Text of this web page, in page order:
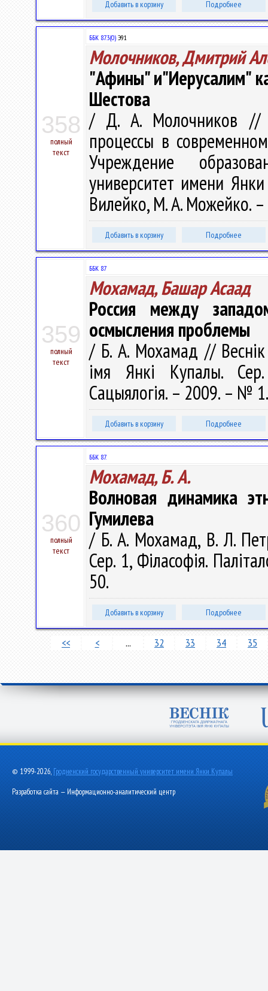
Добавить в корзину Подробнее
358
полный
текст
ББК 87.3(0) Э91
Молочников, Дмитрий
"Афины" и"Иерусалим"
Шестова
/ Д. А. Молочников //
процессы в
Учреждение
университет имени
Вилейко, М. А. Можейко.
Добавить в корзину Подробнее
359
полный
текст
ББК 87
Мохамад, Башар Асаад
Россия между
осмысления проблемы
/ Б. А. Мохамад // Веснік
імя Янкі Купалы. Сер.
Сацыялогія. – 2009. – №
Добавить в корзину Подробнее
360
полный
текст
ББК 87.
Мохамад, Б. А.
Волновая динамика
Гумилева
/ Б. А. Мохамад, В. Л.
Сер. 1, Філасофія.
50.
Добавить в корзину Подробнее
<< < ... 32 33 34 35
© 1999-2026, Гродненский государственный университет имени Янки Купалы
Разработка сайта — Информационно-аналитический центр